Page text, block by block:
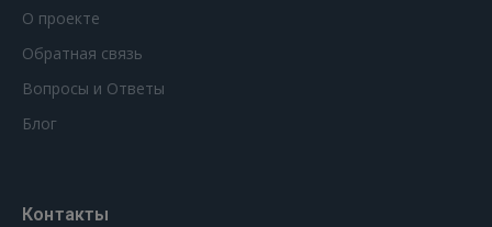
О проекте
Обратная связь
Вопросы и Ответы
Блог
Контакты